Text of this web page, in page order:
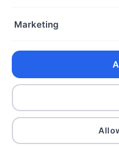
Copyright
Marketing